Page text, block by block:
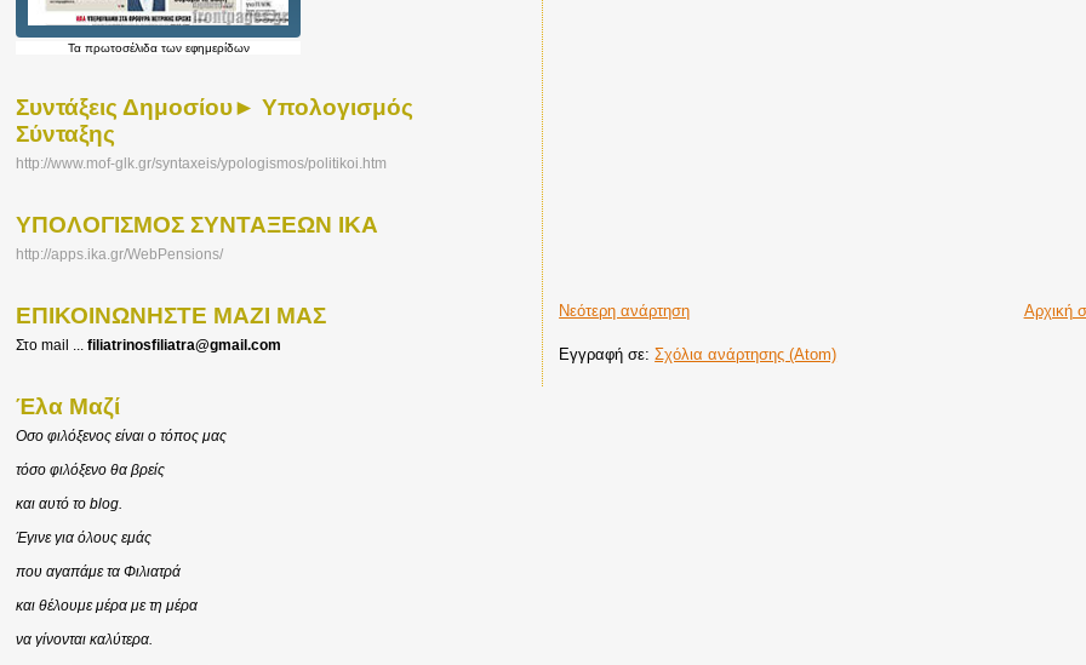
Νεότερη ανάρτηση Αρχική
Εγγραφή σε:Σχόλια ανάρτησης (Atom)
Τα πρωτοσέλιδατων εφημερίδων
Συντάξεις Δημοσίου► Υπολογισμός
Σύνταξης
http://www.mof-glk.gr/syntaxeis/ypologismos/politikoi.htm
ΥΠΟΛΟΓΙΣΜΟΣ ΣΥΝΤΑΞΕΩΝ ΙΚΑ
http://apps.ika.gr/WebPensions/
ΕΠΙΚΟΙΝΩΝΗΣΤΕ ΜΑΖΙ ΜΑΣ
Στο mail ... filiatrinosfiliatra@gmail.com
Έλα Μαζί
Οσο φιλόξενος είναι ο τόπος μας
τόσο φιλόξενο θα βρείς
και αυτό το blog.
Έγινε για όλους εμάς
που αγαπάμε τα Φιλιατρά
και θέλουμε μέρα με τη μέρα
να γίνονται καλύτερα.